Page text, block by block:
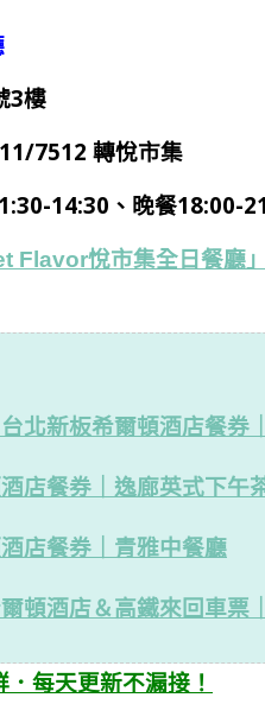
3樓
7512 轉悅市集
14:30、晚餐18:00-
Flavor悅市集全日餐廳
北新板希爾頓酒店餐券
店餐券｜逸廊英式下午
店餐券｜青雅中餐廳
頓酒店＆高鐵來回車票
每天更新不漏接！